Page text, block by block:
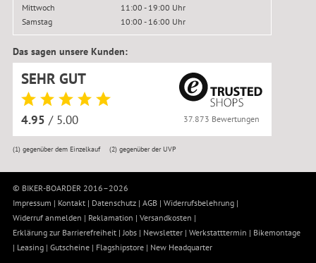
Mittwoch
11:00 - 19:00 Uhr
Samstag
10:00 - 16:00 Uhr
Das sagen unsere Kunden:
SEHR GUT
4.95 / 5.00 37.873 Bewertungen
(1)gegenüber dem Einzelkauf (2) gegenüber der UVP
© BIKER-BOARDER 2016–2026
Impressum | Kontakt | Datenschutz | AGB | Widerrufsbelehrung |
Widerruf anmelden | Reklamation | Versandkosten |
Erklärung zur Barrierefreiheit |Jobs | Newsletter | Werkstatttermin | Bikemontage
| Leasing | Gutscheine | Flagshipstore | New Headquarter